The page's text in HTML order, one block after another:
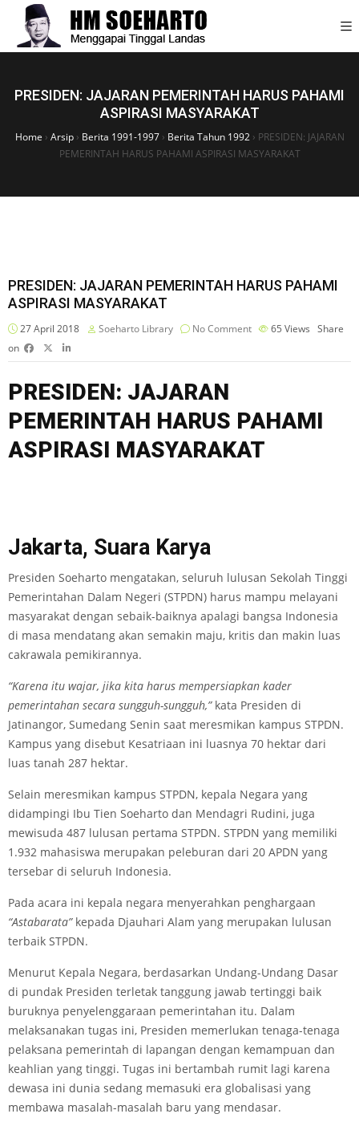
PRESIDEN: JAJARAN PEMERINTAH HARUS PAHAMI
ASPIRASI MASYARAKAT
Home › Arsip› Berita 1991-1997› Berita Tahun 1992› PRESIDEN: JAJARAN
PEMERINTAH HARUS PAHAMI ASPIRASI MASYARAKAT
PRESIDEN: JAJARAN PEMERINTAH HARUS PAHAMI
ASPIRASI MASYARAKAT
27 April 2018 Soeharto Library No Comment 65 Views Share
on
PRESIDEN: JAJARAN
PEMERINTAH HARUS PAHAMI
ASPIRASI MASYARAKAT
Jakarta, Suara Karya
Presiden Soeharto mengatakan, seluruh lulusan Sekolah Tinggi
Pemerintahan Dalam Negeri (STPDN) harus mampu melayani
masyarakat dengan sebaik-baiknya apalagi bangsa Indonesia
di masa mendatang akan semakin maju, kritis dan makin luas
cakrawala pemikirannya.
“Karena itu wajar, jika kita harus mempersiapkan kader
pemerintahan secara sungguh-sungguh,”kata Presiden di
Jatinangor, Sumedang Senin saat meresmikan kampus STPDN.
Kampus yang disebut Kesatriaan ini luasnya 70 hektar dari
luas tanah 287 hektar.
Selain meresmikan kampus STPDN, kepala Negara yang
didampingi Ibu Tien Soeharto dan Mendagri Rudini, juga
mewisuda 487 lulusan pertama STPDN. STPDN yang memiliki
1.932 mahasiswa merupakan peleburan dari 20 APDN yang
tersebar di seluruh Indonesia.
Pada acara ini kepala negara menyerahkan penghargaan
“Astabarata”kepada Djauhari Alam yang merupakan lulusan
terbaik STPDN.
Menurut Kepala Negara, berdasarkan Undang-Undang Dasar
di pundak Presiden terletak tanggung jawab tertinggi baik
buruknya penyelenggaraan pemerintahan itu. Dalam
melaksanakan tugas ini, Presiden memerlukan tenaga-tenaga
pelaksana pemerintah di lapangan dengan kemampuan dan
keahlian yang tinggi. Tugas ini bertambah rumit lagi karena
dewasa ini dunia sedang memasuki era globalisasi yang
membawa masalah-masalah baru yang mendasar.